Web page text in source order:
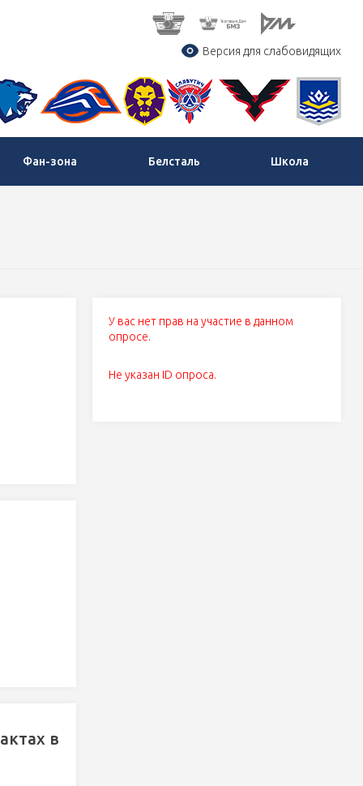
Версия для слабовидящих
Фан-зона Белсталь Школа
в
У вас нет прав на участие в данном
опросе.
Не указан ID опроса.